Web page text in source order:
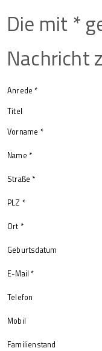
Die mit *
Nachricht
Anrede *
Titel
Vorname *
Name *
Straße *
PLZ *
Ort *
Geburtsdatum
E-Mail *
Telefon
Mobil
Familienstand